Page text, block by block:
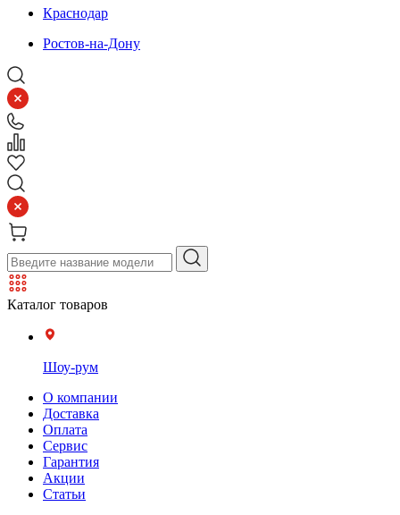
Краснодар
Ростов-на-Дону
Каталог товаров
Шоу-рум
О компании
Доставка
Оплата
Сервис
Гарантия
Акции
Статьи